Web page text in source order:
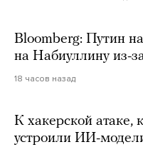
Bloomberg: Путин
на Набиуллину из-
18 часов назад
К хакерской атаке,
устроили ИИ-